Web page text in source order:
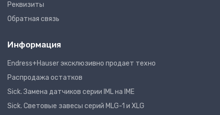
Реквизиты
Обратная связь
Информация
Endress+Hauser эксклюзивно продает техно
Распродажа остатков
Sick. Замена датчиков серии IML на IME
Sick. Световые завесы серий MLG-1 и XLG